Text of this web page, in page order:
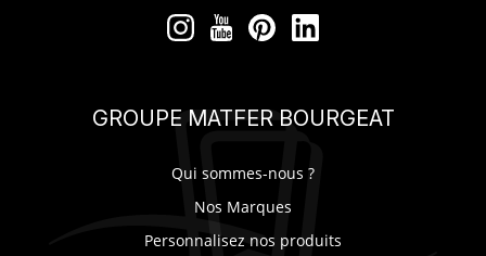
GROUPE MATFER BOURGEAT
Qui sommes-nous ?
Nos Marques
Personnalisez nos produits